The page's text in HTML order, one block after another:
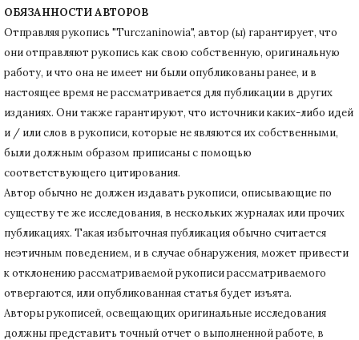
ОБЯЗАННОСТИ АВТОРОВ
Отправляя рукопись "Turczaninowia", автор (ы) гарантирует, что
они отправляют рукопись как свою собственную, оригинальную
работу, и что она не имеет ни были опубликованы ранее, и в
настоящее время не рассматривается для публикации в других
изданиях. Они также гарантируют, что источники каких-либо идей
и / или слов в рукописи, которые не являются их собственными,
были должным образом приписаны с помощью
соответствующего цитирования.
Автор обычно не должен издавать рукописи, описывающие по
существу те же исследования, в нескольких журналах или прочих
публикациях. Такая избыточная публикация обычно считается
неэтичным поведением, и в случае обнаружения, может привести
к отклонению рассматриваемой рукописи рассматриваемого
отвергаются, или опубликованная статья будет изъята.
Авторы рукописей, освещающих оригинальные исследования
должны представить точный отчет о выполненной работе, в